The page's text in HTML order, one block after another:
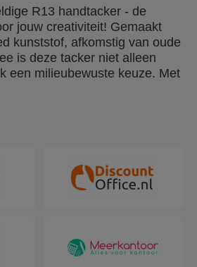
R13 handtacker - de
jouw creativiteit! Gemaakt
kunststof, afkomstig van oude
is deze tacker niet alleen
een milieubewuste keuze. Met
onze geboorteplaats Hestra,
staat bekend om zijn
in het Zweeds "skärgård"
kleur. Deze handtacker is
trends op het gebied
en afgestemd op
gemakkelijk te gebruiken en
van meubels, decoratief